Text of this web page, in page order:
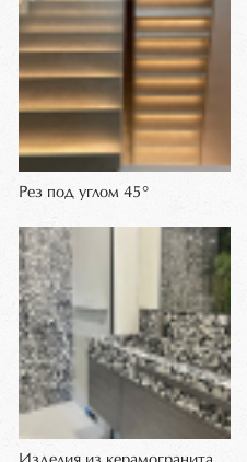
Рез под углом 45°